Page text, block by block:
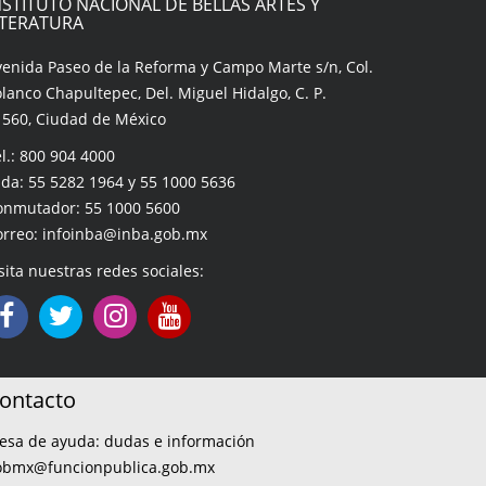
Paseo de la Reforma y Campo Marte s/n, Col.
Chapultepec, Del. Miguel Hidalgo, C. P.
Ciudad de México
800 904 4000
55 5282 1964 y 55 1000 5636
55 1000 5600
infoinba@inba.gob.mx
nuestras redes sociales:
de ayuda: dudas e información